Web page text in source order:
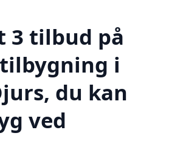
3 tilbud på
i
du kan
ved